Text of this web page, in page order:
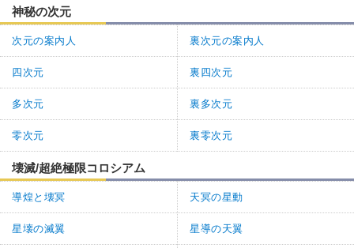
神秘の次元
次元の案内人 裏次元の案内人
四次元 裏四次元
多次元 裏多次元
零次元 裏零次元
壊滅/超絶極限コロシアム
導煌と壊冥 天冥の星動
星壊の滅翼 星導の天翼